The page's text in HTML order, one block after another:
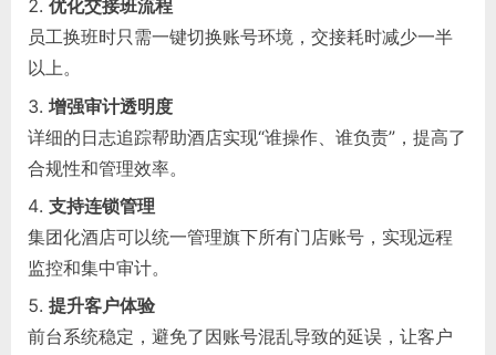
优化交接班流程
员工换班时只需一键切换账号环境，交接耗时减少一半
以上。
增强审计透明度
详细的日志追踪帮助酒店实现“谁操作、谁负责”，提高了
合规性和管理效率。
支持连锁管理
集团化酒店可以统一管理旗下所有门店账号，实现远程
监控和集中审计。
提升客户体验
前台系统稳定，避免了因账号混乱导致的延误，让客户